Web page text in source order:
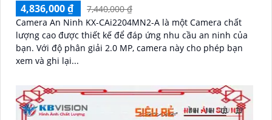
4,836,000 ₫
7,440,000 ₫
Camera An Ninh KX-CAi2204MN2-A là một Camera chất
lượng cao được thiết kế để đáp ứng nhu cầu an ninh của
bạn. Với độ phân giải 2.0 MP, camera này cho phép bạn
xem và ghi lại...